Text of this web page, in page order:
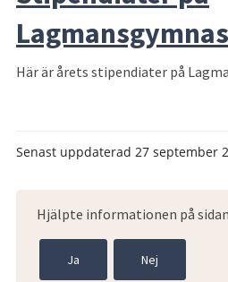
Här är årets stipendiater på
Senast uppdaterad 27 september
Hjälpte informationen på
Ja Nej